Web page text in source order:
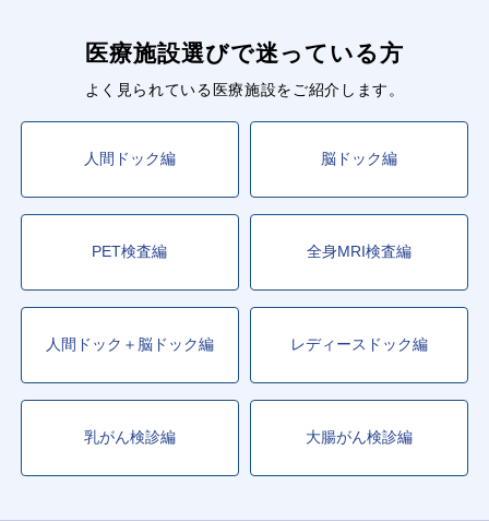
医療施設選びで迷っている方
よく見られている医療施設をご紹介します。
人間ドック編 脳ドック編
PET検査編 全身MRI検査編
人間ドック＋脳ドック編 レディースドック編
乳がん検診編 大腸がん検診編